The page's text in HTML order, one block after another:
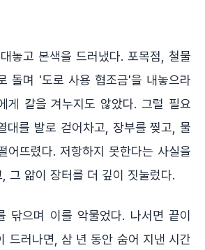
놓고 본색을 드러냈다. 포목점, 철물
돌며 '도로 사용 협조금'을 내놓으라
게 칼을 겨누지도 않았다. 그럴 필요
대를 발로 걷어차고, 장부를 찢고, 물
어뜨렸다. 저항하지 못한다는 사실을
그 앎이 장터를 더 깊이 짓눌렀다.
닦으며 이를 악물었다. 나서면 끝이
드러나면, 삼 년 동안 숨어 지낸 시간